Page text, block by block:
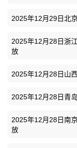
2025年12月29日北
2025年12月28日浙
放
2025年12月28日山
2025年12月28日青
2025年12月28日南
放